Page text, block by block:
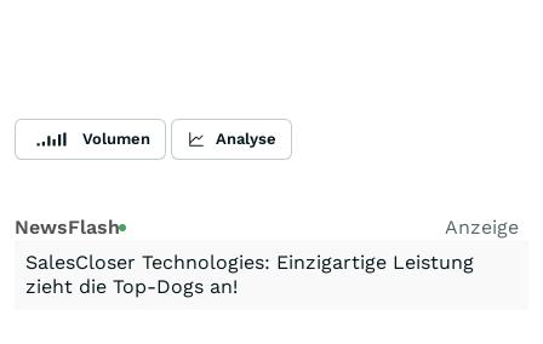
Volumen Analyse
NewsFlash
Anzeige
SalesCloser Technologies: Einzigartige Leistung
zieht die Top-Dogs an!